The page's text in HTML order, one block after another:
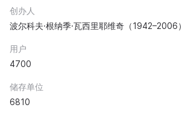
创办人
波尔科夫·根纳季·瓦西里耶维奇（1942–2006）
用户
4700
储存单位
6810